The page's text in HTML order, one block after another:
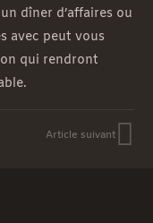
dîner d’affaires ou
avec peut vous
qui rendront
Article suivant